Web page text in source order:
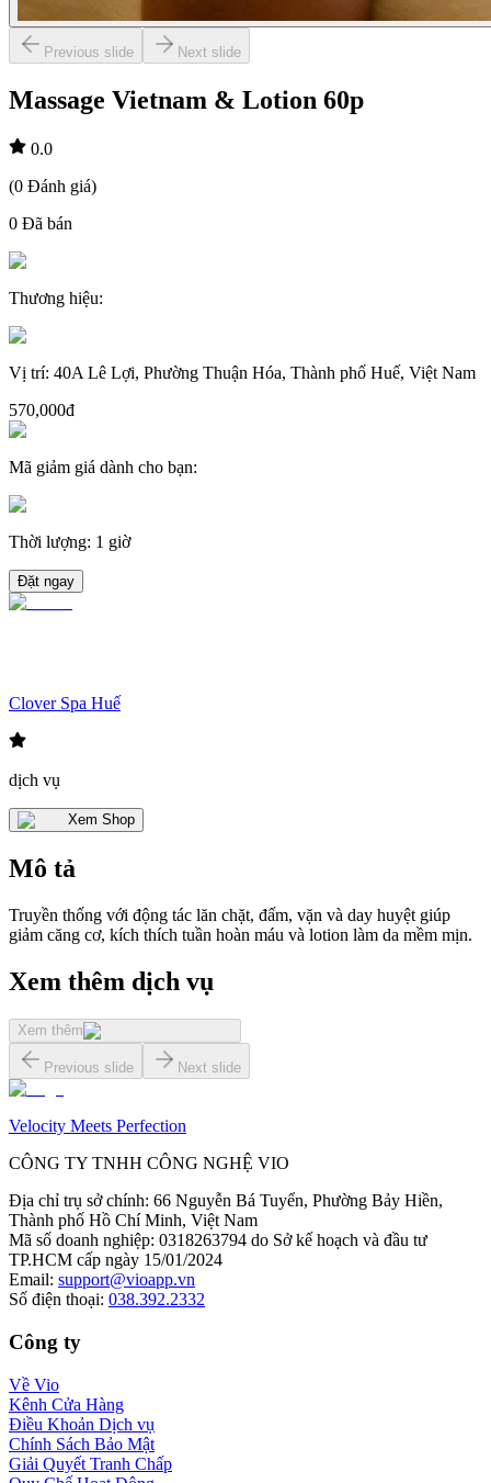
Previous slide Next slide
Massage Vietnam & Lotion 60p
0.0
(0 Đánh giá)
0 Đã bán
Thương hiệu:
Vị trí: 40A Lê Lợi, Phường Thuận Hóa, Thành phố Huế, Việt Nam
570,000đ
Mã giảm giá dành cho bạn:
Thời lượng: 1 giờ
Đặt ngay
Clover Spa Huế
dịch vụ
Xem Shop
Mô tả
Truyền thống với động tác lăn chặt, đấm, vặn và day huyệt giúp
giảm căng cơ, kích thích tuần hoàn máu và lotion làm da mềm mịn.
Xem thêm dịch vụ
Xem thêm
Previous slide Next slide
Velocity Meets Perfection
CÔNG TY TNHH CÔNG NGHỆ VIO
Địa chỉ trụ sở chính: 66 Nguyễn Bá Tuyển, Phường Bảy Hiền,
Thành phố Hồ Chí Minh, Việt Nam
Mã số doanh nghiệp: 0318263794 do Sở kế hoạch và đầu tư
TP.HCM cấp ngày 15/01/2024
Email: support@vioapp.vn
Số điện thoại: 038.392.2332
Công ty
Về Vio
Kênh Cửa Hàng
Điều Khoản Dịch vụ
Chính Sách Bảo Mật
Giải Quyết Tranh Chấp